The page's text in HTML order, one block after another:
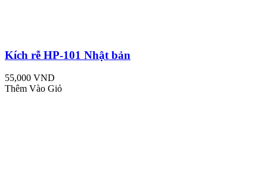
Kích rễ HP-101 Nhật bản
55,000 VND
Thêm Vào Giỏ